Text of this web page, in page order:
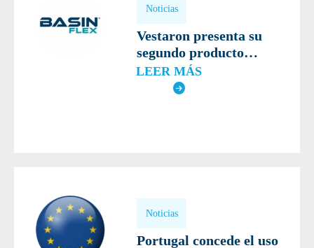
Noticias
Vestaron presenta su
segundo producto
bioinsecticida, Basin
Flex, para su registro en
LEER MÁS
Noticias
Portugal concede el uso